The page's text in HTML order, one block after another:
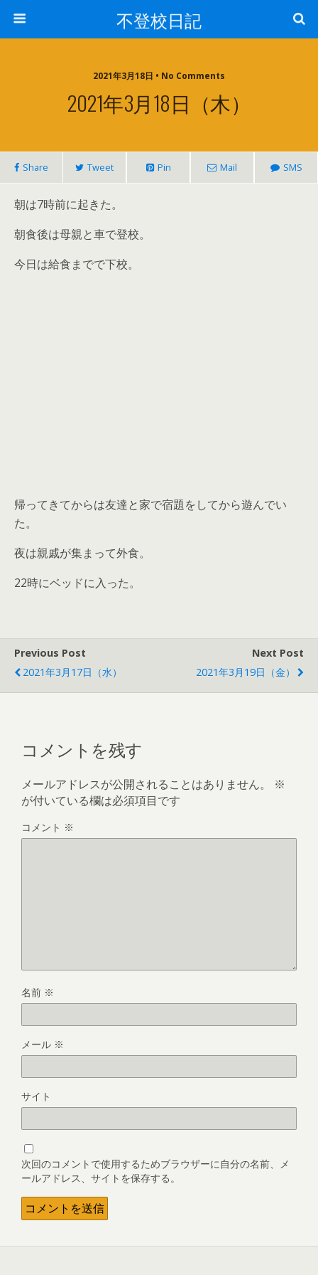
不登校日記
2021年3月18日 • No Comments
2021年3月18日（木）
Share Tweet Pin Mail SMS
朝は7時前に起きた。
朝食後は母親と車で登校。
今日は給食までで下校。
帰ってきてからは友達と家で宿題をしてから遊んでい
た。
夜は親戚が集まって外食。
22時にベッドに入った。
Previous Post
2021年3月17日（水）
Next Post
2021年3月19日（金）
コメントを残す
メールアドレスが公開されることはありません。
※
が付いている欄は必須項目です
コメント ※
名前 ※
メール ※
サイト
次回のコメントで使用するためブラウザーに自分の名前、メ
ールアドレス、サイトを保存する。